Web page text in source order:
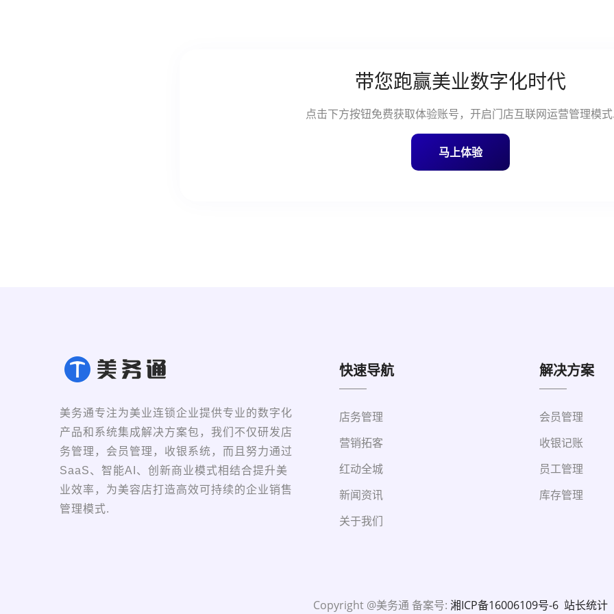
带您跑赢美业数字化时代
点击下方按钮免费获取体验账号，开启门店互联网运营管理模
马上体验
美务通专注为美业连锁企业提供专业的数字化
产品和系统集成解决方案包，我们不仅研发店
务管理，会员管理，收银系统，而且努力通过
SaaS、智能AI、创新商业模式相结合提升美
业效率，为美容店打造高效可持续的企业销售
管理模式.
快速导航
店务管理
营销拓客
红动全城
新闻资讯
关于我们
解决方案
会员管理
收银记账
员工管理
库存管理
Copyright @美务通 备案号: 湘ICP备16006109号-6 站长统计